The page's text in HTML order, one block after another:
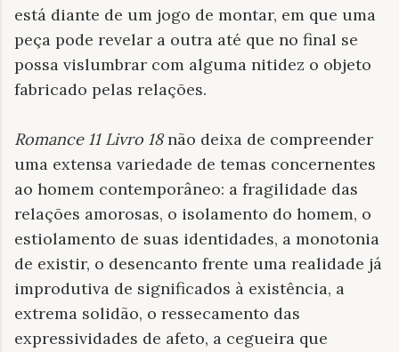
está diante de um jogo de montar, em que uma
peça pode revelar a outra até que no final se
possa vislumbrar com alguma nitidez o objeto
fabricado pelas relações.
Romance 11 Livro 18não deixa de compreender
uma extensa variedade de temas concernentes
ao homem contemporâneo: a fragilidade das
relações amorosas, o isolamento do homem, o
estiolamento de suas identidades, a monotonia
de existir, o desencanto frente uma realidade já
improdutiva de significados à existência, a
extrema solidão, o ressecamento das
expressividades de afeto, a cegueira que